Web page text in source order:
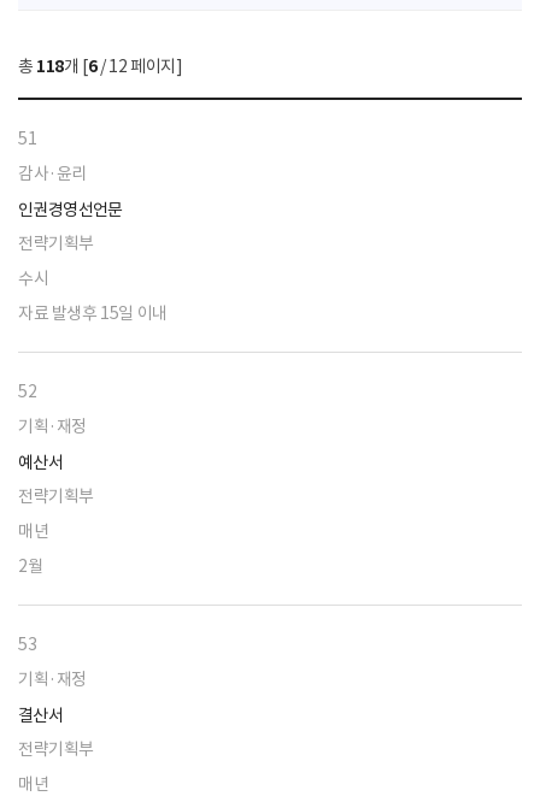
선
택
총 118개 [6/ 12 페이지]
51
감사·윤리
인권경영선언문
전략기획부
수시
자료 발생후 15일 이내
52
기획·재정
예산서
전략기획부
매년
2월
53
기획·재정
결산서
전략기획부
매년